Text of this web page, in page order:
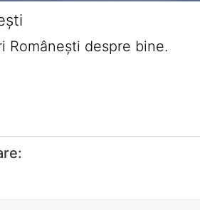
Româneşti despre bine.